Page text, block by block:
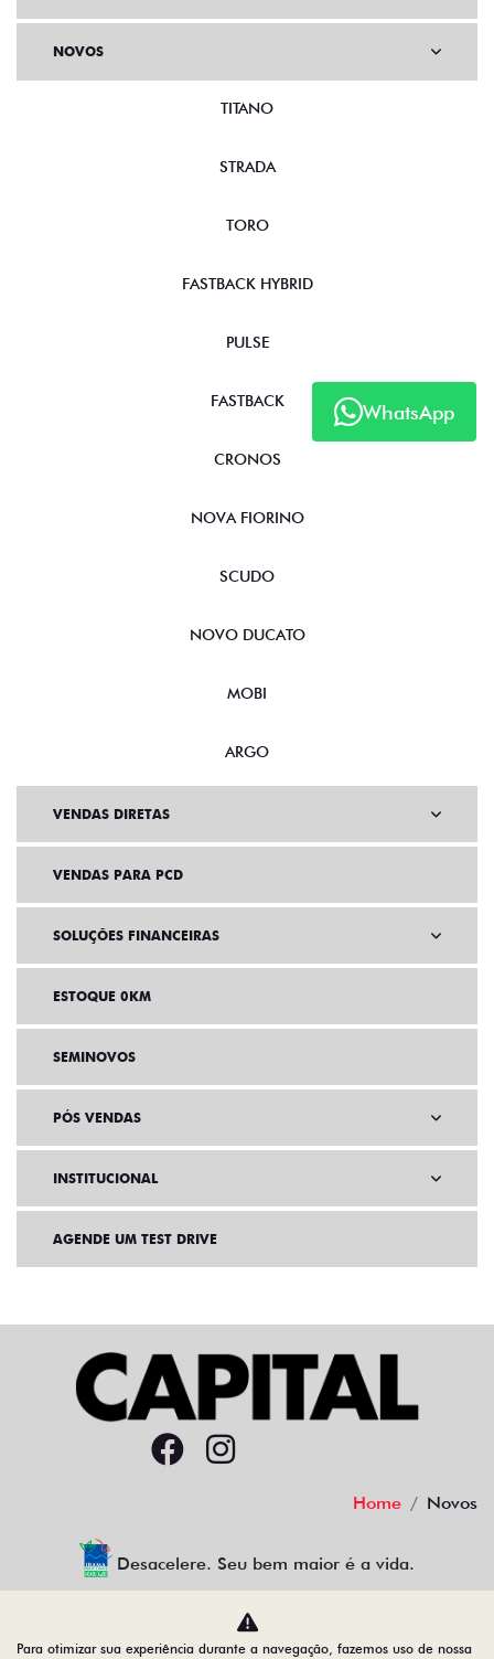
WhatsApp
NOVOS
TITANO
STRADA
TORO
FASTBACK HYBRID
PULSE
FASTBACK
CRONOS
NOVA FIORINO
SCUDO
NOVO DUCATO
MOBI
ARGO
VENDAS DIRETAS
VENDAS PARA PCD
SOLUÇÕES FINANCEIRAS
ESTOQUE 0KM
SEMINOVOS
PÓS VENDAS
INSTITUCIONAL
AGENDE UM TEST DRIVE
Home Novos
Desacelere. Seu bem maior é a vida.
Para otimizar sua experiência durante a navegação, fazemos uso de nossa